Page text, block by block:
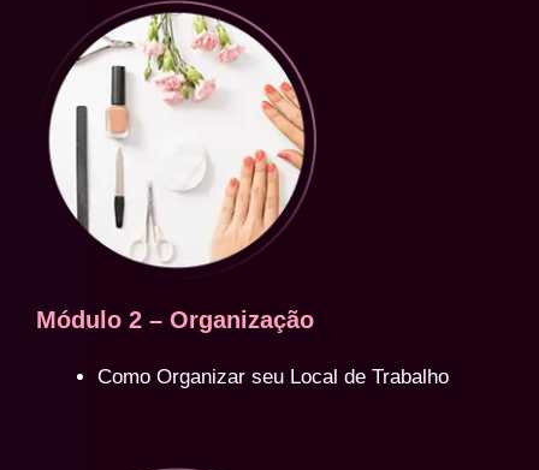
Módulo 2 – Organização
Como Organizar seu Local de Trabalho